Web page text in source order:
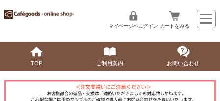
マイページへログイン カートをみる
TOP ご利用案内 お問い合わせ